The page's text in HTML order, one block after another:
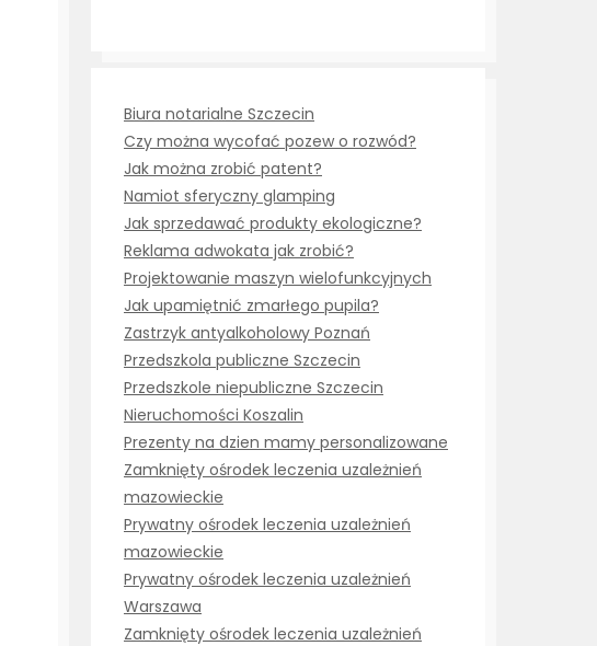
Biura notarialne Szczecin
Czy można wycofać pozew o rozwód?
Jak można zrobić patent?
Namiot sferyczny glamping
Jak sprzedawać produkty ekologiczne?
Reklama adwokata jak zrobić?
Projektowanie maszyn wielofunkcyjnych
Jak upamiętnić zmarłego pupila?
Zastrzyk antyalkoholowy Poznań
Przedszkola publiczne Szczecin
Przedszkole niepubliczne Szczecin
Nieruchomości Koszalin
Prezenty na dzien mamy personalizowane
Zamknięty ośrodek leczenia uzależnień
mazowieckie
Prywatny ośrodek leczenia uzależnień
mazowieckie
Prywatny ośrodek leczenia uzależnień
Warszawa
Zamknięty ośrodek leczenia uzależnień